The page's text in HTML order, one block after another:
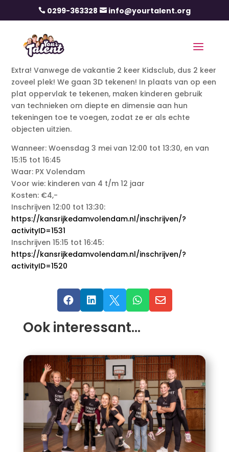
 0299-363328  info@yourtalent.org
Extra! Vanwege de vakantie 2 keer Kidsclub, dus 2 keer
zoveel plek! We gaan 3D tekenen! In plaats van op een
plat oppervlak te tekenen, maken kinderen gebruik
van technieken om diepte en dimensie aan hun
tekeningen toe te voegen, zodat ze er als echte
objecten uitzien.
Wanneer: Woensdag 3 mei van 12:00 tot 13:30, en van
15:15 tot 16:45
Waar: PX Volendam
Voor wie: kinderen van 4 t/m 12 jaar
Kosten: €4,-
Inschrijven 12:00 tot 13:30:
https://kansrijkedamvolendam.nl/inschrijven/?
activityID=1531
Inschrijven 15:15 tot 16:45:
https://kansrijkedamvolendam.nl/inschrijven/?
activityID=1520
    
Ook interessant…